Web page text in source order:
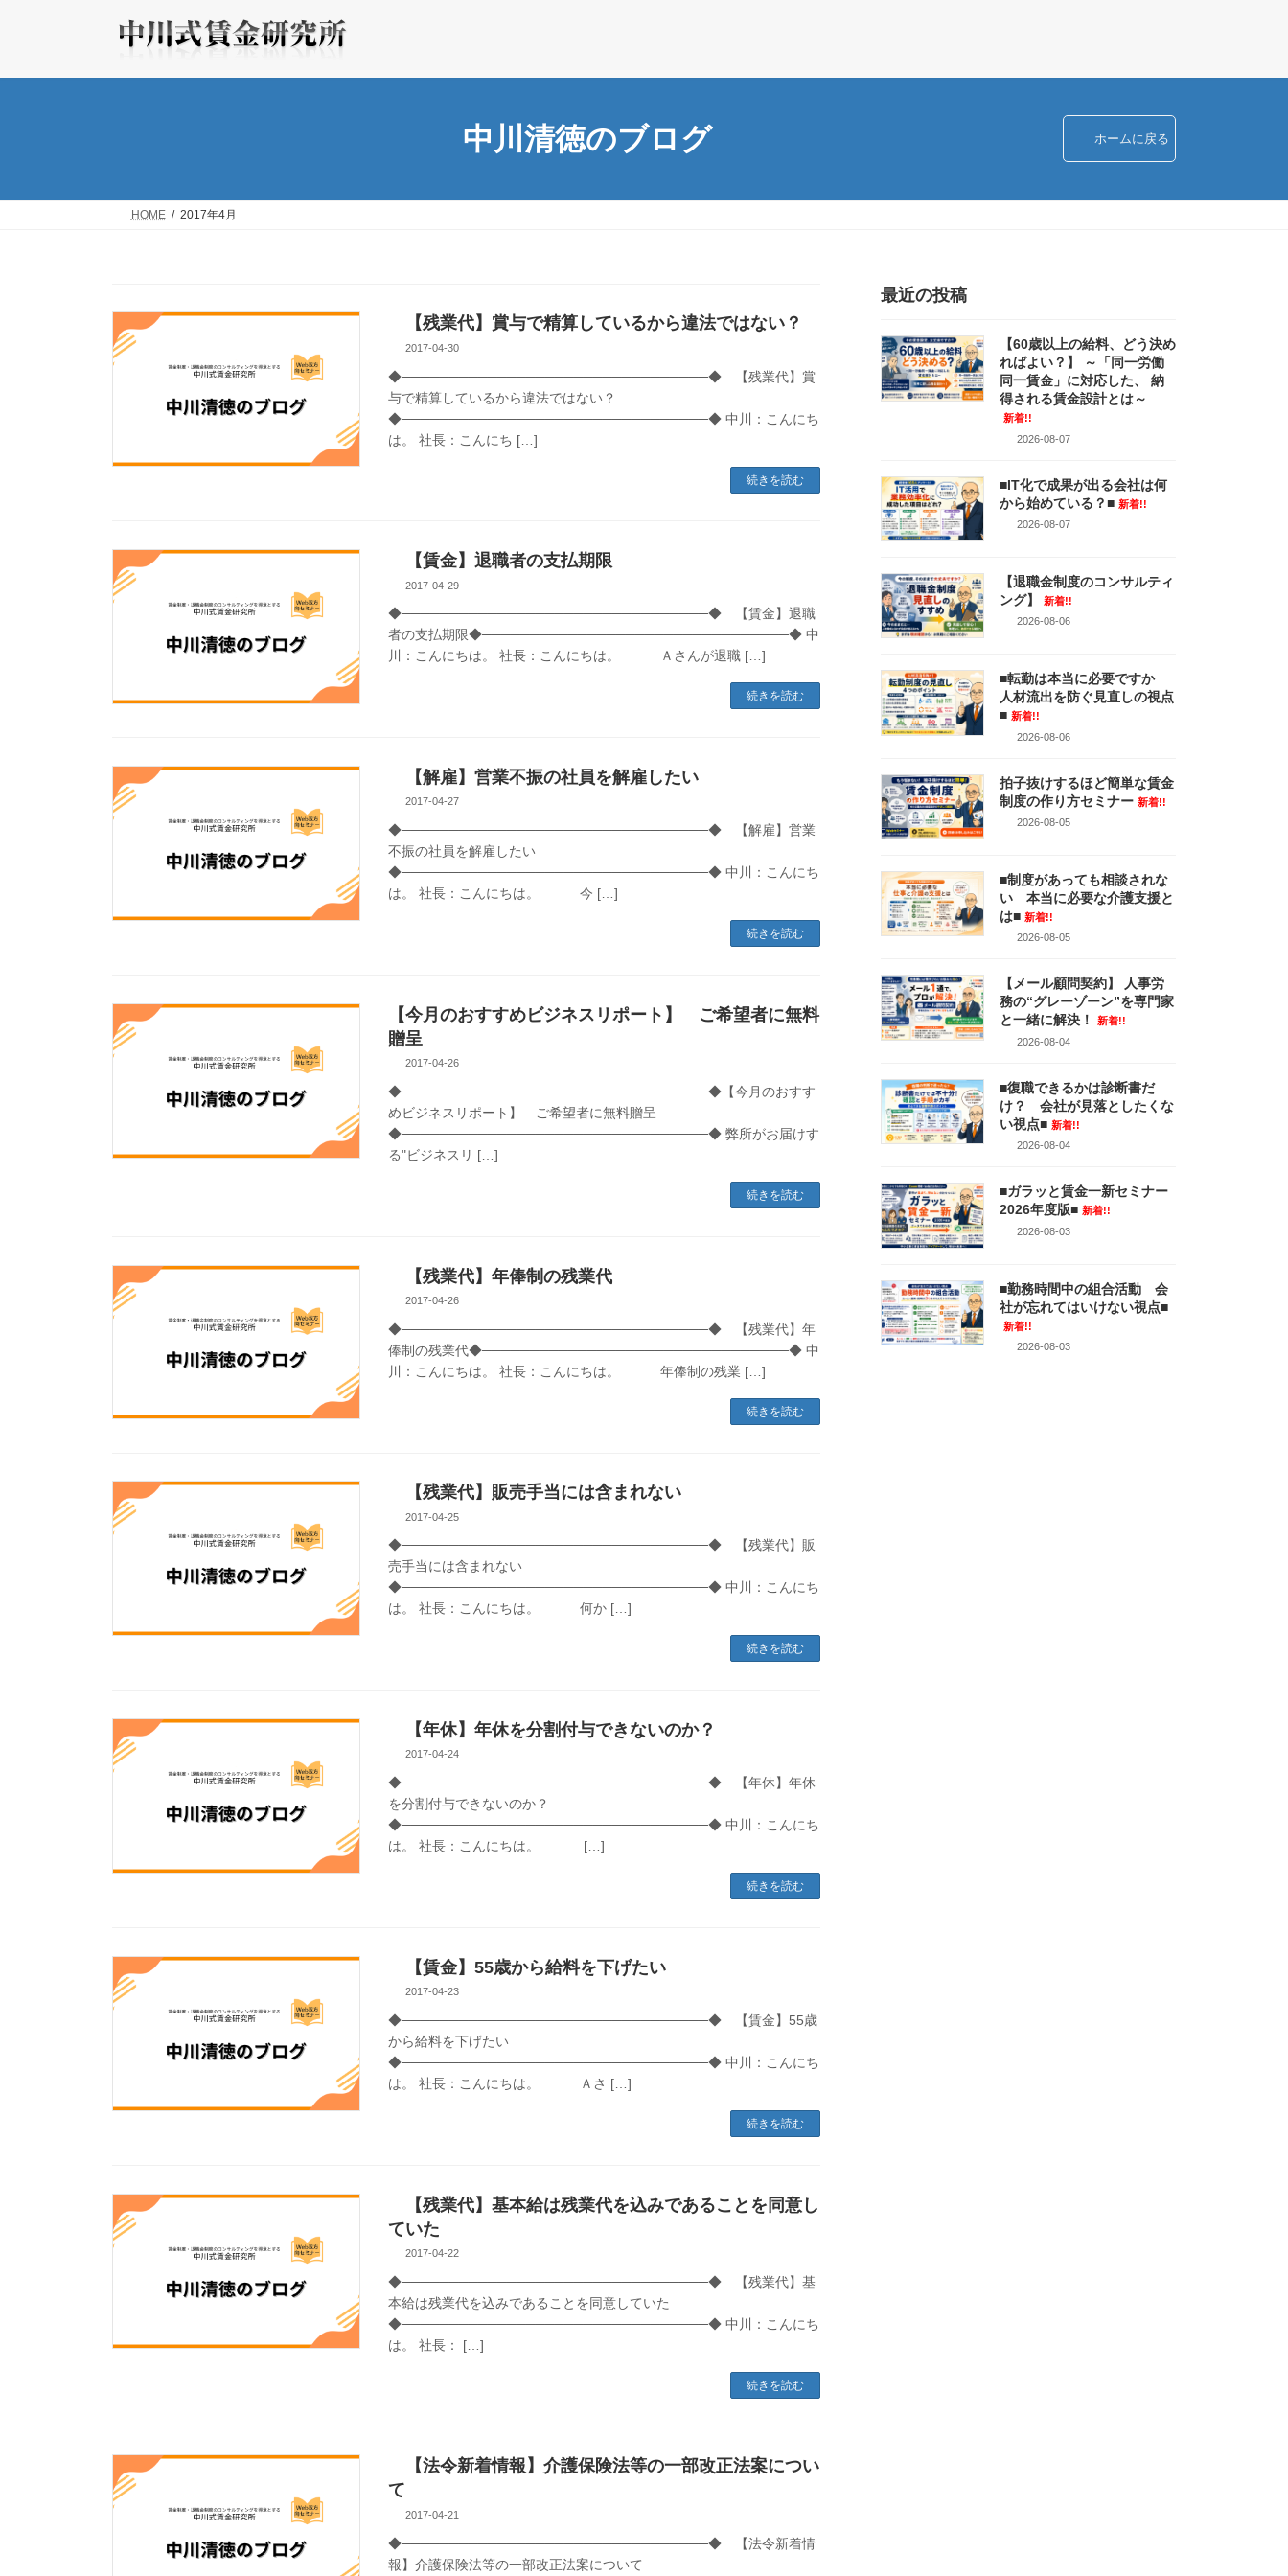
中川清徳のブログ ホームに戻る
HOME 2017年4月
【残業代】賞与で精算しているから違法ではない？
2017-04-30
◆────────────────────────────────◆ 【残業代】賞
与で精算しているから違法ではない？
◆────────────────────────────────◆ 中川：こんにち
は。 社長：こんにち […]
続きを読む
【賃金】退職者の支払期限
2017-04-29
◆────────────────────────────────◆ 【賃金】退職
者の支払期限◆────────────────────────────────◆ 中
川：こんにちは。 社長：こんにちは。 Ａさんが退職 […]
続きを読む
【解雇】営業不振の社員を解雇したい
2017-04-27
◆────────────────────────────────◆ 【解雇】営業
不振の社員を解雇したい
◆────────────────────────────────◆ 中川：こんにち
は。 社長：こんにちは。 今 […]
続きを読む
【今月のおすすめビジネスリポート】 ご希望者に無料
贈呈
2017-04-26
◆────────────────────────────────◆【今月のおすす
めビジネスリポート】 ご希望者に無料贈呈
◆────────────────────────────────◆ 弊所がお届けす
る"ビジネスリ […]
続きを読む
【残業代】年俸制の残業代
2017-04-26
◆────────────────────────────────◆ 【残業代】年
俸制の残業代◆────────────────────────────────◆ 中
川：こんにちは。 社長：こんにちは。 年俸制の残業 […]
続きを読む
【残業代】販売手当には含まれない
2017-04-25
◆────────────────────────────────◆ 【残業代】販
売手当には含まれない
◆────────────────────────────────◆ 中川：こんにち
は。 社長：こんにちは。 何か […]
続きを読む
【年休】年休を分割付与できないのか？
2017-04-24
◆────────────────────────────────◆ 【年休】年休
を分割付与できないのか？
◆────────────────────────────────◆ 中川：こんにち
は。 社長：こんにちは。 […]
続きを読む
【賃金】55歳から給料を下げたい
2017-04-23
◆────────────────────────────────◆ 【賃金】55歳
から給料を下げたい
◆────────────────────────────────◆ 中川：こんにち
は。 社長：こんにちは。 Ａさ […]
続きを読む
【残業代】基本給は残業代を込みであることを同意し
ていた
2017-04-22
◆────────────────────────────────◆ 【残業代】基
本給は残業代を込みであることを同意していた
◆────────────────────────────────◆ 中川：こんにち
は。 社長： […]
続きを読む
【法令新着情報】介護保険法等の一部改正法案につい
て
2017-04-21
◆────────────────────────────────◆ 【法令新着情
報】介護保険法等の一部改正法案について
最近の投稿
【60歳以上の給料、どう決め
ればよい？】 ～「同一労働
同一賃金」に対応した、 納
得される賃金設計とは～
新着!!
2026-08-07
■IT化で成果が出る会社は何
から始めている？■ 新着!!
2026-08-07
【退職金制度のコンサルティ
ング】
新着!!
2026-08-06
■転勤は本当に必要ですか
人材流出を防ぐ見直しの視点
■ 新着!!
2026-08-06
拍子抜けするほど簡単な賃金
制度の作り方セミナー 新着!!
2026-08-05
■制度があっても相談されな
い 本当に必要な介護支援と
は■ 新着!!
2026-08-05
【メール顧問契約】 人事労
務の“グレーゾーン”を専門家
と一緒に解決！
新着!!
2026-08-04
■復職できるかは診断書だ
け？ 会社が見落としたくな
い視点■ 新着!!
2026-08-04
■ガラッと賃金一新セミナー
2026年度版■ 新着!!
2026-08-03
■勤務時間中の組合活動 会
社が忘れてはいけない視点■
新着!!
2026-08-03